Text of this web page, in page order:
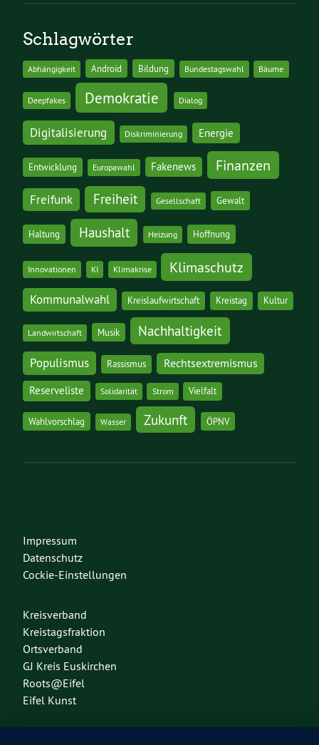
Schlagwörter
Abhängigkeit Android Bildung Bundestagswahl Bäume
Deepfakes Demokratie Dialog
Digitalisierung Diskriminierung Energie
Entwicklung Europawahl Fakenews Finanzen
Freifunk Freiheit Gesellschaft Gewalt
Haltung Haushalt Heizung Hoffnung
Innovationen KI Klimakrise Klimaschutz
Kommunalwahl Kreislaufwirtschaft Kreistag Kultur
Landwirtschaft Musik Nachhaltigkeit
Populismus Rassismus Rechtsextremismus
Reserveliste Solidarität Strom Vielfalt
Wahlvorschlag Wasser Zukunft ÖPNV
Impressum
Datenschutz
Cockie-Einstellungen
Kreisverband
Kreistagsfraktion
Ortsverband
GJ Kreis Euskirchen
Roots@Eifel
Eifel Kunst